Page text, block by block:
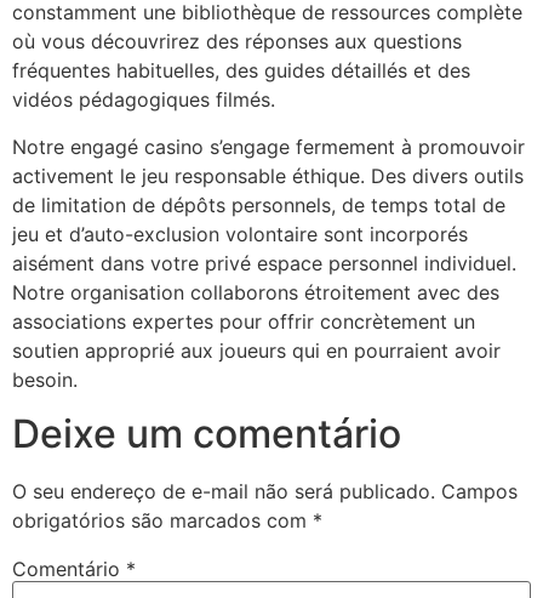
constamment une bibliothèque de ressources complète
où vous découvrirez des réponses aux questions
fréquentes habituelles, des guides détaillés et des
vidéos pédagogiques filmés.
Notre engagé casino s’engage fermement à promouvoir
activement le jeu responsable éthique. Des divers outils
de limitation de dépôts personnels, de temps total de
jeu et d’auto-exclusion volontaire sont incorporés
aisément dans votre privé espace personnel individuel.
Notre organisation collaborons étroitement avec des
associations expertes pour offrir concrètement un
soutien approprié aux joueurs qui en pourraient avoir
besoin.
Deixe um comentário
O seu endereço de e-mail não será publicado. Campos
obrigatórios são marcados com *
Comentário *